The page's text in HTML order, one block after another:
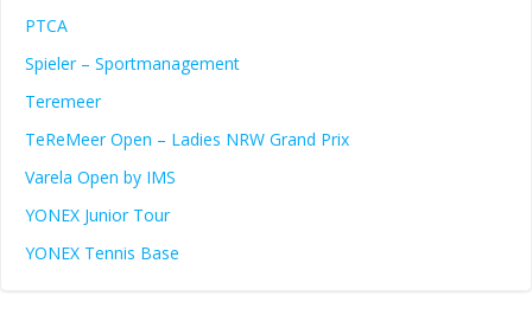
PTCA
Spieler – Sportmanagement
Teremeer
TeReMeer Open – Ladies NRW Grand Prix
Varela Open by IMS
YONEX Junior Tour
YONEX Tennis Base